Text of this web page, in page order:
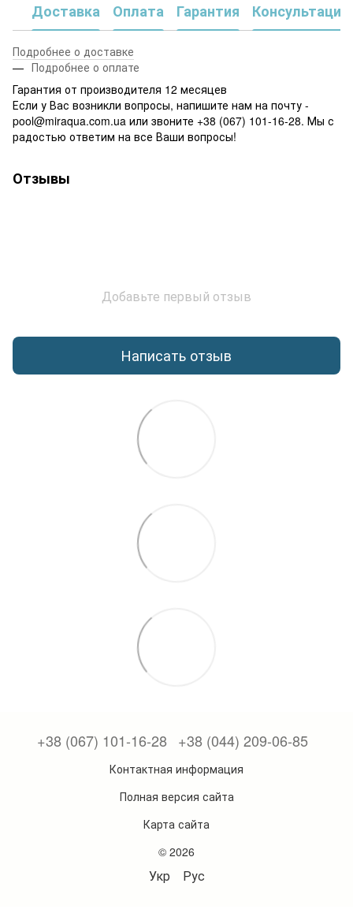
Доставка Оплата Гарантия Консультация
Подробнее о доставке
Подробнее о оплате
Гарантия от производителя 12 месяцев
Если у Вас возникли вопросы, напишите нам на почту -
pool@miraqua.com.ua или звоните +38 (067) 101-16-28. Мы с
радостью ответим на все Ваши вопросы!
Отзывы
Добавьте первый отзыв
Написать отзыв
+38 (067) 101-16-28 +38 (044) 209-06-85
Контактная информация
Полная версия сайта
Карта сайта
© 2026
Укр Рус